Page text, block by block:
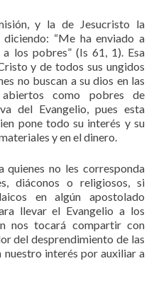
y la de Jesucristo la
“Me ha enviado a
los pobres” (Is 61, 1). Esa
y de todos sus ungidos
no buscan a su dios en las
abiertos como pobres de
del Evangelio, pues esta
pone todo su interés y su
y en el dinero.
quienes no les corresponda
diáconos o religiosos, si
en algún apostolado
llevar el Evangelio a los
nos tocará compartir con
del desprendimiento de las
nuestro interés por auxiliar a